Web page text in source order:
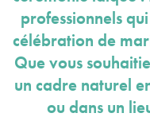
professionnels
célébration de
Que vous
un cadre naturel
ou dans un